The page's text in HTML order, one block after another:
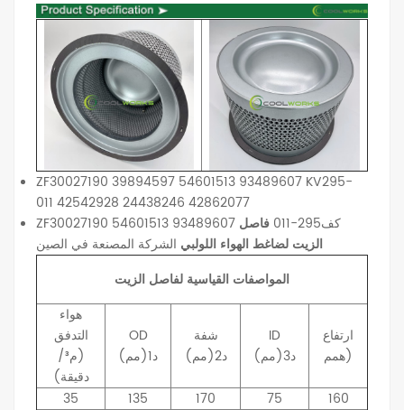
ZF30027190 39894597 54601513 93489607 KV295-
011 42542928 24438246 42862077
ZF30027190 54601513 93489607 كف295-011
فاصل
الزيت لضاغط الهواء اللولبي الشركة المصنعة في الصين
المواصفات القياسية لفاصل الزيت
هواء
التدفق
(م³/
دقيقة)
OD
د1(مم)
شفة
د2(مم)
ID
د3(مم)
ارتفاع
همم)
35 135 170 75
160